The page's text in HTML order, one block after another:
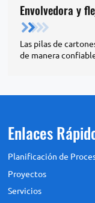
Envolvedora y
Las pilas de
de manera
Enlaces
Planificación de
Proyectos
Servicios